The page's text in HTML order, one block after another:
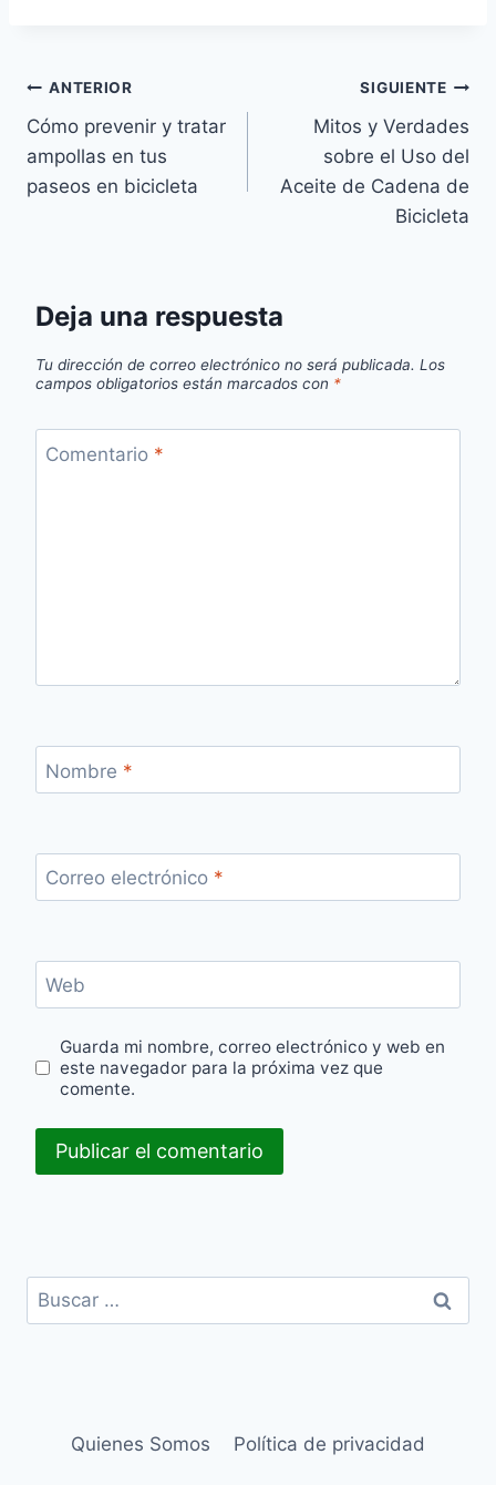
Navegación
de
entradas
ANTERIOR
Cómo prevenir y tratar
ampollas en tus
paseos en bicicleta
SIGUIENTE
Mitos y Verdades
sobre el Uso del
Aceite de Cadena de
Bicicleta
Deja una respuesta
Tu dirección de correo electrónico no será publicada. Los
campos obligatorios están marcados con *
Comentario *
Nombre *
Correo electrónico *
Web
Guarda mi nombre, correo electrónico y web en
este navegador para la próxima vez que
comente.
Buscar:
Quienes Somos Política de privacidad